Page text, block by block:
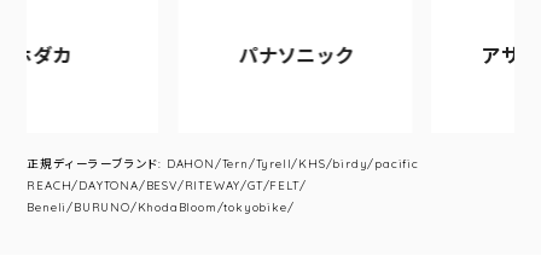
カ パナソニック アサヒサ
正規ディーラーブランド: DAHON/Tern/Tyrell/KHS/birdy/pacific
REACH/DAYTONA/BESV/RITEWAY/GT/FELT/
Beneli/BURUNO/KhodaBloom/tokyobike/